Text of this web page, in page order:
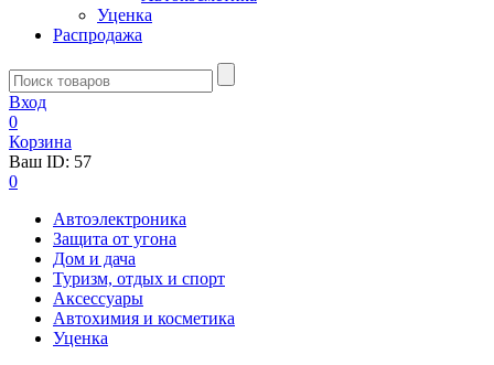
Уценка
Распродажа
Вход
0
Корзина
Ваш ID: 57
0
Автоэлектроника
Защита от угона
Дом и дача
Туризм, отдых и спорт
Аксессуары
Автохимия и косметика
Уценка